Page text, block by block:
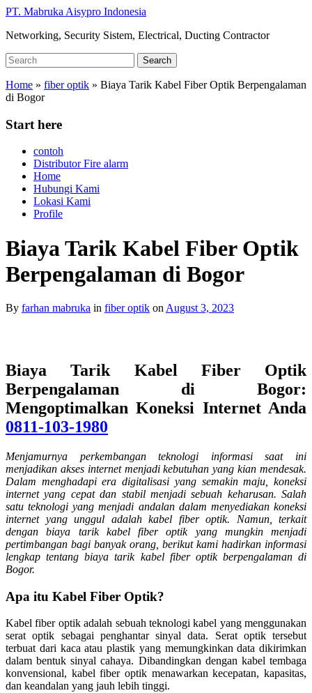
Skip
main
PT. Mabruka Aisypro Indonesia
Networking, Security Sistem, Electrical, Ducting Contractor
Search
for:
Search
Home » fiber optik » Biaya Tarik Kabel Fiber Optik Berpengalaman
di Bogor
Start here
contoh
Distributor Fire alarm
Home
Hubungi Kami
Lokasi Kami
Profile
Biaya Tarik Kabel Fiber Optik
Berpengalaman di Bogor
By farhan mabruka in fiber optik on August 3, 2023
Biaya Tarik Kabel Fiber Optik
Berpengalaman di Bogor:
Mengoptimalkan Koneksi Internet Anda
0811-103-1980
Menjamurnya perkembangan teknologi informasi saat ini
menjadikan akses internet menjadi kebutuhan yang kian mendesak.
Dalam menghadapi era digitalisasi yang semakin maju, koneksi
internet yang cepat dan stabil menjadi sebuah keharusan. Salah
satu teknologi yang menjadi andalan dalam menyediakan koneksi
internet yang unggul adalah kabel fiber optik. Namun, terkait
dengan biaya tarik kabel fiber optik yang mungkin menjadi
pertimbangan bagi banyak orang, berikut kami hadirkan informasi
lengkap tentang biaya tarik kabel fiber optik berpengalaman di
Bogor.
Apa itu Kabel Fiber Optik?
Kabel fiber optik adalah sebuah teknologi kabel yang menggunakan
serat optik sebagai penghantar sinyal data. Serat optik tersebut
terbuat dari kaca atau plastik yang memungkinkan data dikirimkan
dalam bentuk sinyal cahaya. Dibandingkan dengan kabel tembaga
konvensional, kabel fiber optik menawarkan kecepatan, kapasitas,
dan keandalan yang jauh lebih tinggi.